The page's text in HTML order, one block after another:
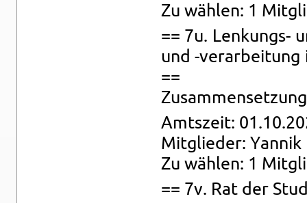
Zu wäh­len: 1
== 7u. Len­kungs-
und -ver­ar­bei­tung
==
Amts­zeit:
Mit­glie­der: Yan­nik
Zu wäh­len: 1
== 7v. Rat der